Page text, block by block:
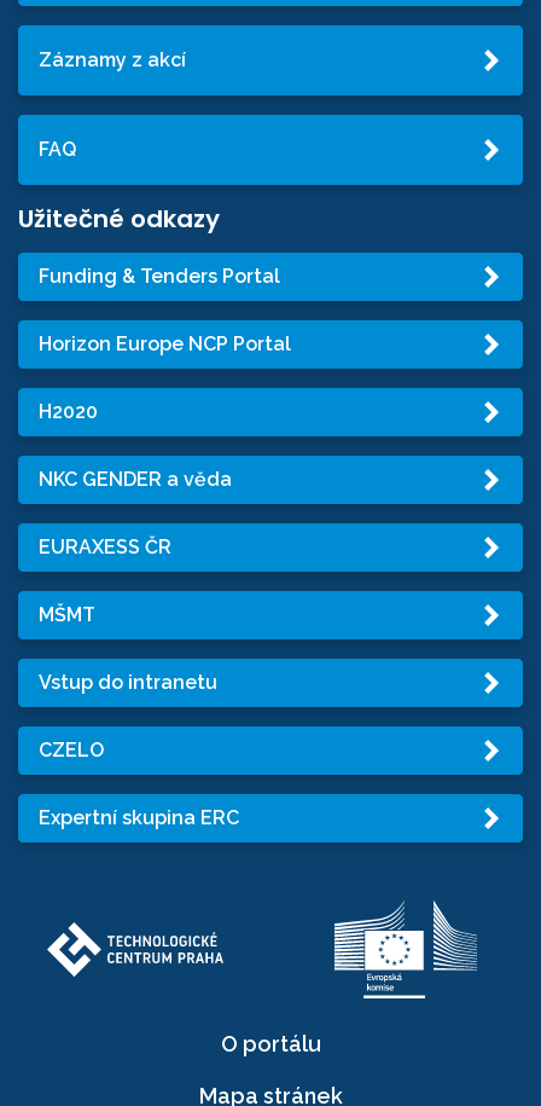
Záznamy z akcí
FAQ
Užitečné odkazy
Funding & Tenders Portal
Horizon Europe NCP Portal
H2020
NKC GENDER a věda
EURAXESS ČR
MŠMT
Vstup do intranetu
CZELO
Expertní skupina ERC
O portálu
Mapa stránek